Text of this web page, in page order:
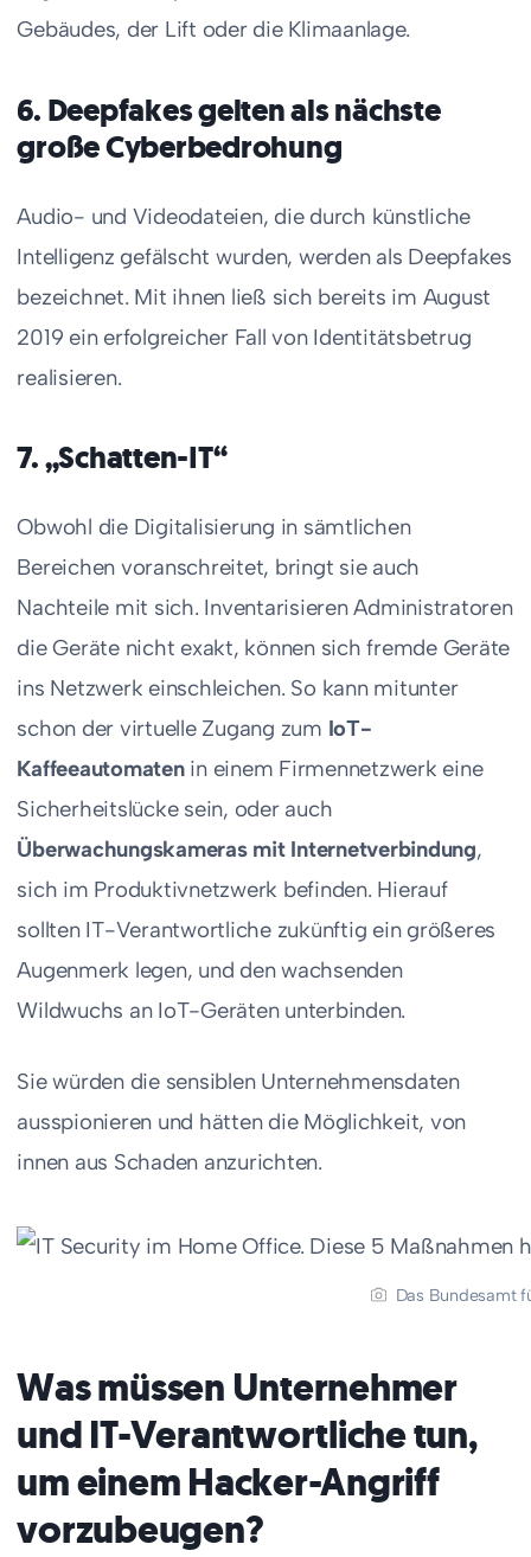
Gebäudes, der Lift oder die Klimaanlage.
6. Deepfakes gelten als nächste
große Cyberbedrohung
Audio- und Videodateien, die durch künstliche
Intelligenz gefälscht wurden, werden als Deepfakes
bezeichnet. Mit ihnen ließ sich bereits im August
2019 ein erfolgreicher Fall von Identitätsbetrug
realisieren.
7. „Schatten-IT“
Obwohl die Digitalisierung in sämtlichen
Bereichen voranschreitet, bringt sie auch
Nachteile mit sich. Inventarisieren Administratoren
die Geräte nicht exakt, können sich fremde Geräte
ins Netzwerk einschleichen. So kann mitunter
schon der virtuelle Zugang zum IoT-
Kaffeeautomatenin einem Firmennetzwerk eine
Sicherheitslücke sein, oder auch
Überwachungskameras mit Internetverbindung,
sich im Produktivnetzwerk befinden. Hierauf
sollten IT-Verantwortliche zukünftig ein größeres
Augenmerk legen, und den wachsenden
Wildwuchs an IoT-Geräten unterbinden.
Sie würden die sensiblen Unternehmensdaten
ausspionieren und hätten die Möglichkeit, von
innen aus Schaden anzurichten.
Das Bundesamt
Was müssen Unternehmer
und IT-Verantwortliche tun,
um einem Hacker-Angriff
vorzubeugen?